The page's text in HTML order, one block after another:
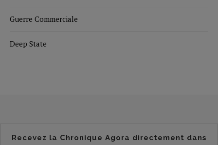
Guerre Commerciale
Deep State
Recevez la Chronique Agora directement dans